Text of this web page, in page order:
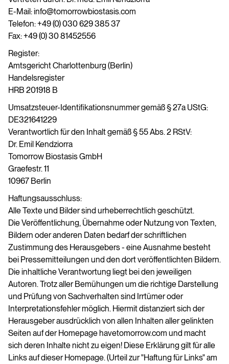
E-Mail: info@tomorrowbiostasis.com
Telefon: +49 (0) 030 629 385 37
Fax: +49 (0) 30 81452556
Register:
Amtsgericht Charlottenburg (Berlin)
Handelsregister
HRB 201918 B
Umsatzsteuer-Identifikationsnummer gemäß § 27a UStG:
DE321641229
Verantwortlich für den Inhalt gemäß § 55 Abs. 2 RStV:
Dr. Emil Kendziorra
Tomorrow Biostasis GmbH
Graefestr. 11
10967 Berlin
Haftungsausschluss:
Alle Texte und Bilder sind urheberrechtlich geschützt.
Die Veröffentlichung, Übernahme oder Nutzung von Texten,
Bildern oder anderen Daten bedarf der schriftlichen
Zustimmung des Herausgebers - eine Ausnahme besteht
bei Pressemitteilungen und den dort veröffentlichten Bildern.
Die inhaltliche Verantwortung liegt bei den jeweiligen
Autoren. Trotz aller Bemühungen um die richtige Darstellung
und Prüfung von Sachverhalten sind Irrtümer oder
Interpretationsfehler möglich. Hiermit distanziert sich der
Herausgeber ausdrücklich von allen Inhalten aller gelinkten
Seiten auf der Homepage havetomorrow.com und macht
sich deren Inhalte nicht zu eigen! Diese Erklärung gilt für alle
Links auf dieser Homepage. (Urteil zur "Haftung für Links" am